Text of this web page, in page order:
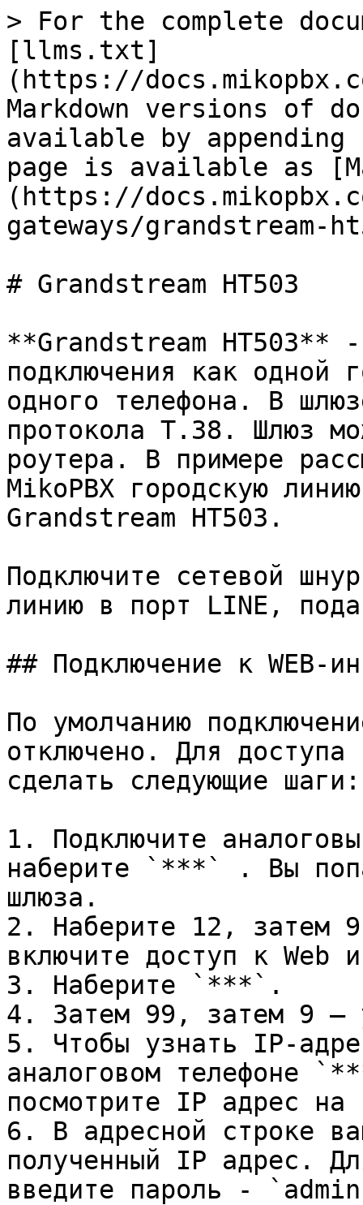
> For the complete
[llms.txt]
(https://
Markdown versions of
available by
page is available as
(https://
gateways/grandstream-
# Grandstream HT503
**Grandstream HT503**
подключения как одной
одного телефона. В
протокола T.38. Шлюз
роутера. В примере
MikoPBX городскую
Grandstream HT503.
Подключите сетевой
линию в порт LINE,
## Подключение к WEB-
По умолчанию
отключено. Для доступа
сделать следующие шаги:
1. Подключите
наберите `***` . Вы
шлюза.
2. Наберите 12, затем
включите доступ к Web
3. Наберите `***`.
4. Затем 99, затем 9 –
5. Чтобы узнать IP-
аналоговом телефоне
посмотрите IP адрес на
6. В адресной строке
полученный IP адрес.
введите пароль -